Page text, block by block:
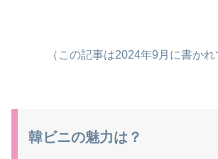
（この記事は2024年9月に書かれ
韓ビニの魅力は？